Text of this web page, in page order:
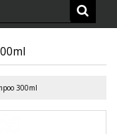
300ml